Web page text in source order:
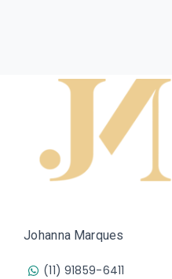
Johanna Marques
(11) 91859-6411